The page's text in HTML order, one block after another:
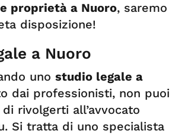
proprietà a Nuoro, saremo
disposizione!
a Nuoro
uno studio legale a
dai professionisti, non puoi
rivolgerti all’avvocato
Si tratta di uno specialista